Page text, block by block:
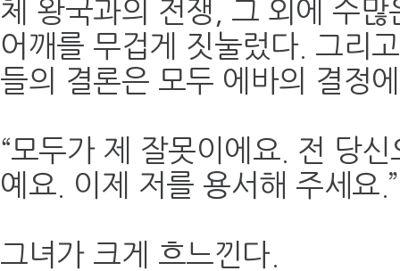
체 왕국과의 전쟁, 그 외에 수
어깨를 무겁게 짓눌렀다. 그리
들의 결론은 모두 에바의 결정
“모두가 제 잘못이에요. 전 당
예요. 이제 저를 용서해 주세요.”
그녀가 크게 흐느낀다.